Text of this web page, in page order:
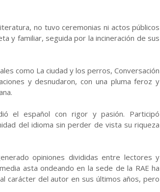
no tuvo ceremonias ni actos públicos
y familiar, seguida por la incineración de sus
como La ciudad y los perros, Conversación
y desnudaron, con una pluma feroz y
el español con rigor y pasión. Participó
del idioma sin perder de vista su riqueza
opiniones divididas entre lectores y
asta ondeando en la sede de la RAE ha
carácter del autor en sus últimos años, pero